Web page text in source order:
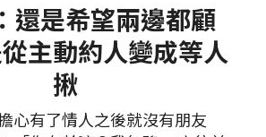
還是希望兩邊都顧
主動約人變成等人
揪
心有了情人之後就沒有朋友